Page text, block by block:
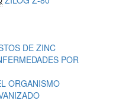
DE ZINC
POR
ORGANISMO